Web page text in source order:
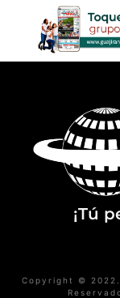
¡Tú
Copyright ©